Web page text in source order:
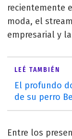
recientemente
moda, el
empresarial y
LEÉ TAMBIÉN
El profundo
de su perro
Entre los